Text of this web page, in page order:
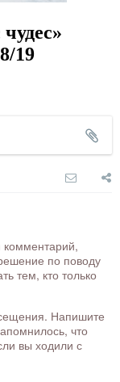
19
комментарий,
по поводу
тем, кто только
Напишите
что
вы ходили с